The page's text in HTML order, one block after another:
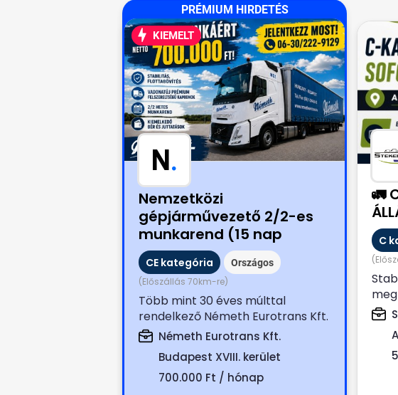
PRÉMIUM HIRDETÉS
KIEMELT
N.
Nemzetközi
gépjárművezető 2/2-es
munkarend (15 nap
munkáért nettó: 700.000
Ft.)
CE kategória Országos
(Előszállás 70km-re)
Több mint 30 éves múlttal
rendelkező Németh Eurotrans Kft.
keresi magára és munkájára
igényes, tapasztalt...
Németh Eurotrans Kft.
Budapest XVIII. kerület
700.000 Ft / hónap
🚛
C